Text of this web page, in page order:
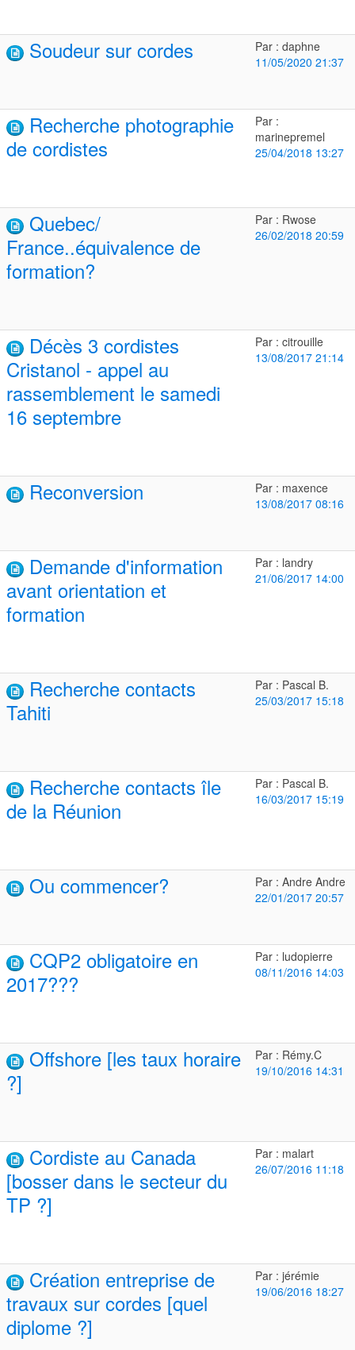
Soudeur sur cordes
Par : daphne
11/05/2020 21:37
Recherche photographie
de cordistes
Par :
marinepremel
25/04/2018 13:27
Quebec/
France..équivalence de
formation?
Par : Rwose
26/02/2018 20:59
Décès 3 cordistes
Cristanol - appel au
rassemblement le samedi
16 septembre
Par : citrouille
13/08/2017 21:14
Reconversion
Par : maxence
13/08/2017 08:16
Demande d'information
avant orientation et
formation
Par : landry
21/06/2017 14:00
Recherche contacts
Tahiti
Par : Pascal B.
25/03/2017 15:18
Recherche contacts île
de la Réunion
Par : Pascal B.
16/03/2017 15:19
Ou commencer?
Par : Andre Andre
22/01/2017 20:57
CQP2 obligatoire en
2017???
Par : ludopierre
08/11/2016 14:03
Offshore [les taux horaire
?]
Par : Rémy.C
19/10/2016 14:31
Cordiste au Canada
[bosser dans le secteur du
TP ?]
Par : malart
26/07/2016 11:18
Création entreprise de
travaux sur cordes [quel
diplome ?]
Par : jérémie
19/06/2016 18:27